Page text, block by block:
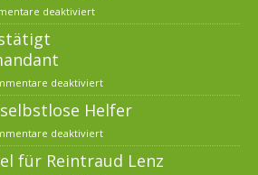
deaktiviert
deaktiviert
Helfer
deaktiviert
für Reintraud Lenz